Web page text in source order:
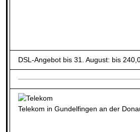
DSL-Angebot bis 31. August: bis
Telekom in Gundelfingen an der